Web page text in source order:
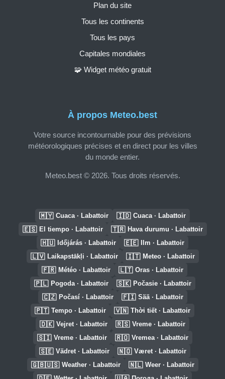
À propos Meteo.best
Votre source incontournable pour des prévisions
météorologiques précises et en direct pour les villes
du monde entier.
Meteo.best © 2026. Tous droits réservés.
Plan du site
Tous les continents
Tous les pays
Capitales mondiales
🧩 Widget météo gratuit
🇲🇾 Cuaca · Labattoir 🇮🇩 Cuaca · Labattoir
🇪🇸 El tiempo · Labattoir 🇹🇷 Hava durumu · Labattoir
🇭🇺 Időjárás · Labattoir 🇪🇪 Ilm · Labattoir
🇱🇻 Laikapstākļi · Labattoir 🇮🇹 Meteo · Labattoir
🇫🇷 Météo · Labattoir 🇱🇹 Oras · Labattoir
🇵🇱 Pogoda · Labattoir 🇸🇰 Počasie · Labattoir
🇨🇿 Počasí · Labattoir 🇫🇮 Sää · Labattoir
🇵🇹 Tempo · Labattoir 🇻🇳 Thời tiết · Labattoir
🇩🇰 Vejret · Labattoir 🇷🇸 Vreme · Labattoir
🇸🇮 Vreme · Labattoir 🇷🇴 Vremea · Labattoir
🇸🇪 Vädret · Labattoir 🇳🇴 Været · Labattoir
🇬🇧🇺🇸 Weather · Labattoir 🇳🇱 Weer · Labattoir